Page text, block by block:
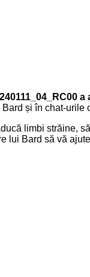
a
și în chat-urile
limbi străine,
Bard să vă